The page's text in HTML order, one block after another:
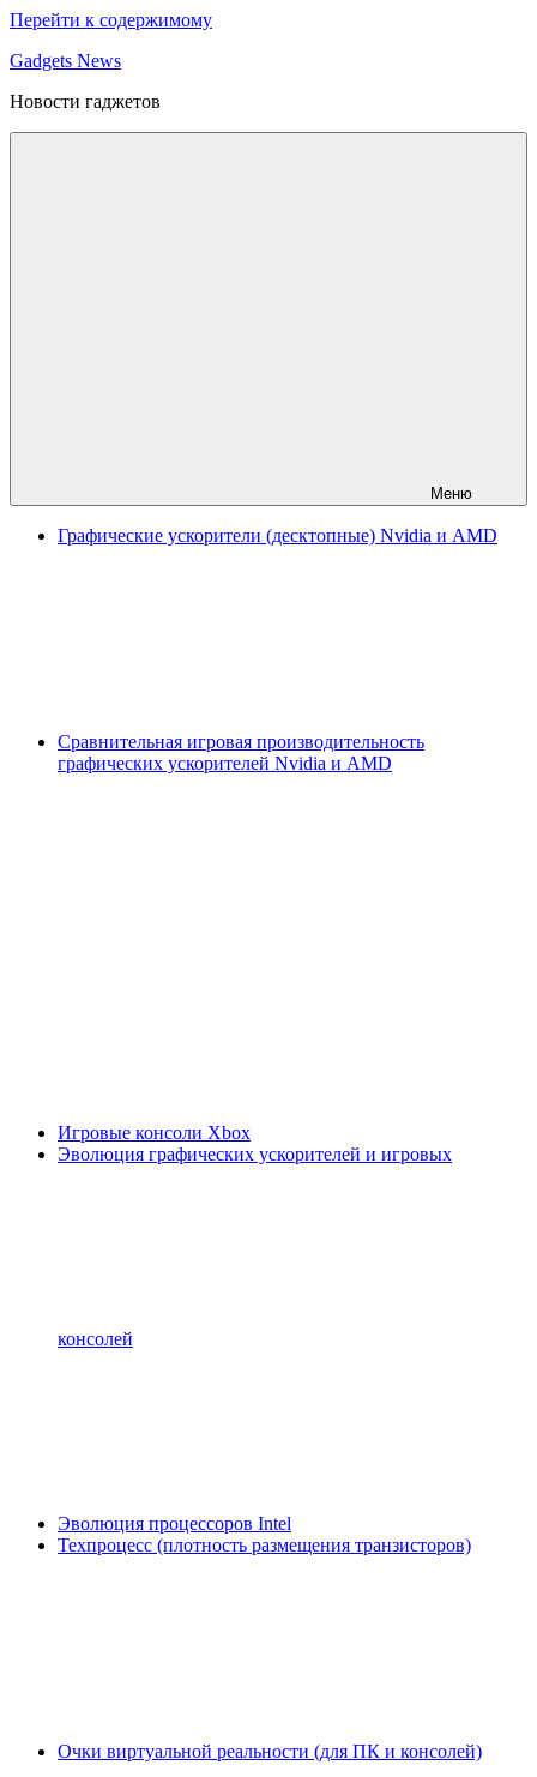
Перейти к содержимому
Gadgets News
Новости гаджетов
Меню
Графические ускорители (десктопные) Nvidia и AMD
Сравнительная игровая производительность
графических ускорителей Nvidia и AMD
Игровые консоли Xbox
Эволюция графических ускорителей и игровых
консолей
Эволюция процессоров Intel
Техпроцесс (плотность размещения транзисторов)
Очки виртуальной реальности (для ПК и консолей)